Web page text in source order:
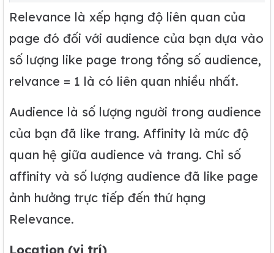
Relevance là xếp hạng độ liên quan của
page đó đối với audience của bạn dựa vào
số lượng like page trong tổng số audience,
relvance = 1 là có liên quan nhiều nhất.
Audience là số lượng người trong audience
của bạn đã like trang. Affinity là mức độ
quan hệ giữa audience và trang. Chỉ số
affinity và số lượng audience đã like page
ảnh hưởng trực tiếp đến thứ hạng
Relevance.
Location (vị trí)